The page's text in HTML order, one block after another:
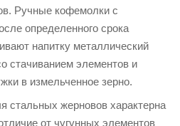
Ручные кофемолки с
определенного срока
напитку металлический
стачиванием элементов и
в измельченное зерно.
стальных жерновов характерна
от чугунных элементов